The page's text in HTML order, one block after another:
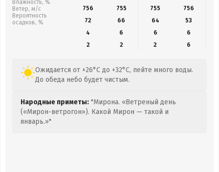
Влажность, %
Ветер, м/с
Вероятность
осадков, %
756
755 755 756
72
66 64 53
4
6 6
6
2
2 2 6
Ожидается от +26°C до +32°C, пейте много воды.
До обеда небо будет чистым.
Народные приметы: "Мирона. «Ветреный день
(«Мирон-ветрогон»). Какой Мирон — такой и
январь.»"